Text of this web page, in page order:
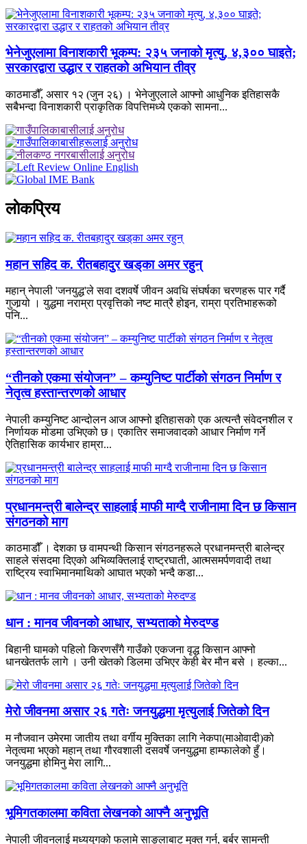
भेनेजुएलामा विनाशकारी भूकम्प: २३५ जनाको मृत्यु, ४,३०० घाइते;
सरकारद्वारा उद्धार र राहतको अभियान तीव्र
काठमाडौँ, असार १२ (जुन २६) । भेनेजुएलाले आफ्नो आधुनिक इतिहासकै
सबैभन्दा विनाशकारी प्राकृतिक विपत्तिमध्ये एकको सामना...
लाेकप्रिय
महान सहिद क. रीतबहादुर खड्‌का अमर रहुन्
महान् नेपाली 'जनयुद्ध'ले सवा दशवर्षे जीवन अवधि संघर्षका चरणहरू पार गर्दै
गुजार्‍यो । युद्धमा नराम्रा प्रवृत्तिको नष्ट मात्रै होइन, राम्रा प्रतिभाहरूको
पनि...
“तीनको एकमा संयोजन” – कम्युनिष्ट पार्टीको संगठन निर्माण र
नेतृत्व हस्तान्तरणको आधार
नेपाली कम्युनिष्ट आन्दोलन आज आफ्नो इतिहासको एक अत्यन्तै संवेदनशील र
निर्णायक मोडमा उभिएको छ। एकातिर समाजवादको आधार निर्माण गर्ने
ऐतिहासिक कार्यभार हाम्रा...
प्रधानमन्त्री बालेन्द्र साहलाई माफी माग्दै राजीनामा दिन छ किसान
संगठनको माग
काठमाडौँ । देशका छ वामपन्थी किसान संगठनहरूले प्रधानमन्त्री बालेन्द्र
साहले संसदमा दिएको अभिव्यक्तिलाई राष्ट्रघाती, आत्मसमर्पणवादी तथा
राष्ट्रिय स्वाभिमानमाथिको आघात भएको भन्दै कडा...
धान : मानव जीवनको आधार, सभ्यताको मेरुदण्ड
बिहानी घामको पहिलो किरणसँगै गाउँको एकजना वृद्ध किसान आफ्नो
धानखेततर्फ लागे । उनी खेतको डिलमा उभिएर केही बेर मौन बसे । हल्का...
मेरो जीवनमा असार २६ गतेः जनयुद्धमा मृत्युलाई जितेको दिन
म नौजवान उमेरमा जातीय तथा वर्गीय मुक्तिका लागि नेकपा(माओवादी)को
नेतृत्वमा भएको महान् तथा गौरवशाली दसवर्षे जनयुद्धमा हाम्फालेको हुँ।
जनयुद्धमा होमिनु मेरा लागि...
भूमिगतकालमा कविता लेखनको आफ्नै अनुभूति
नेपाली जीवनलाई मध्ययुगको फलामे साङ्लाबाट मुक्त गर्न, बर्बर सामन्ती